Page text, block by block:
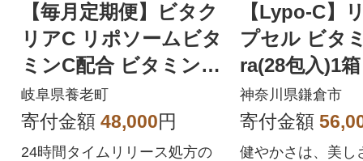
【毎月定期便】ビタク
リアC リポソームビタ
ミンC配合 ビタミンC
1,000mg 90日分全4回
岐阜県養老町
寄付金額 48,000円
24時間タイムリリース処方の
【Lypo-C】
プセル ビタ
ra(28包入)1箱
神奈川県鎌倉市
寄付金額
健やかさは、美し